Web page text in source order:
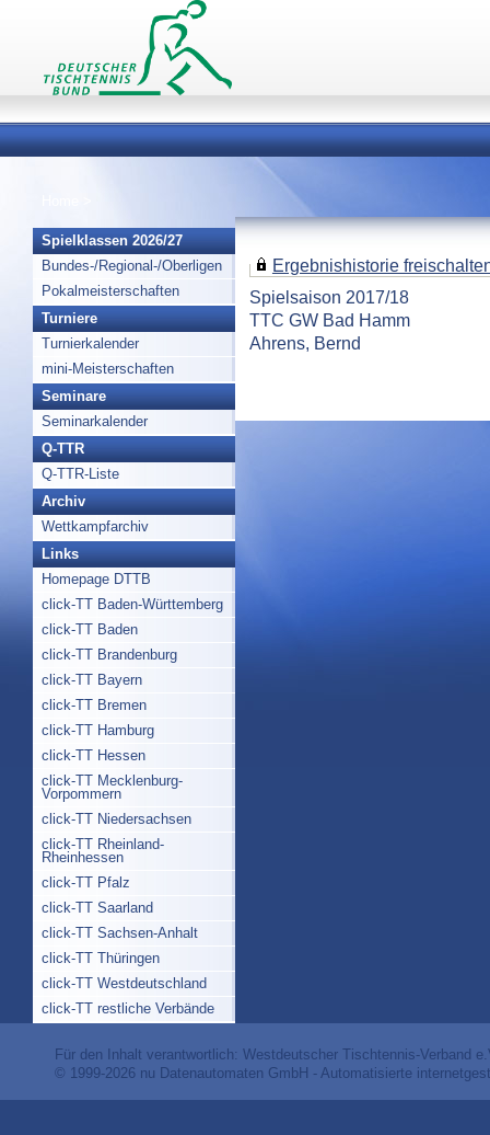
Spielklassen 2026/27
Bundes-/Regional-/Oberligen
Pokalmeisterschaften
Turniere
Turnierkalender
mini-Meisterschaften
Seminare
Seminarkalender
Q-TTR
Q-TTR-Liste
Archiv
Wettkampfarchiv
Links
Homepage DTTB
click-TT Baden-Württemberg
click-TT Baden
click-TT Brandenburg
click-TT Bayern
click-TT Bremen
click-TT Hamburg
click-TT Hessen
click-TT Mecklenburg-
Vorpommern
click-TT Niedersachsen
click-TT Rheinland-
Rheinhessen
click-TT Pfalz
click-TT Saarland
click-TT Sachsen-Anhalt
click-TT Thüringen
click-TT Westdeutschland
click-TT restliche Verbände
Ergebnishistorie
Spielsaison 2017/18
TTC GW Bad Hamm
Ahrens, Bernd
Für den Inhalt verantwortlich: Westdeutscher Tischtennis-Verband
© 1999-2026 nu Datenautomaten GmbH - Automatisierte